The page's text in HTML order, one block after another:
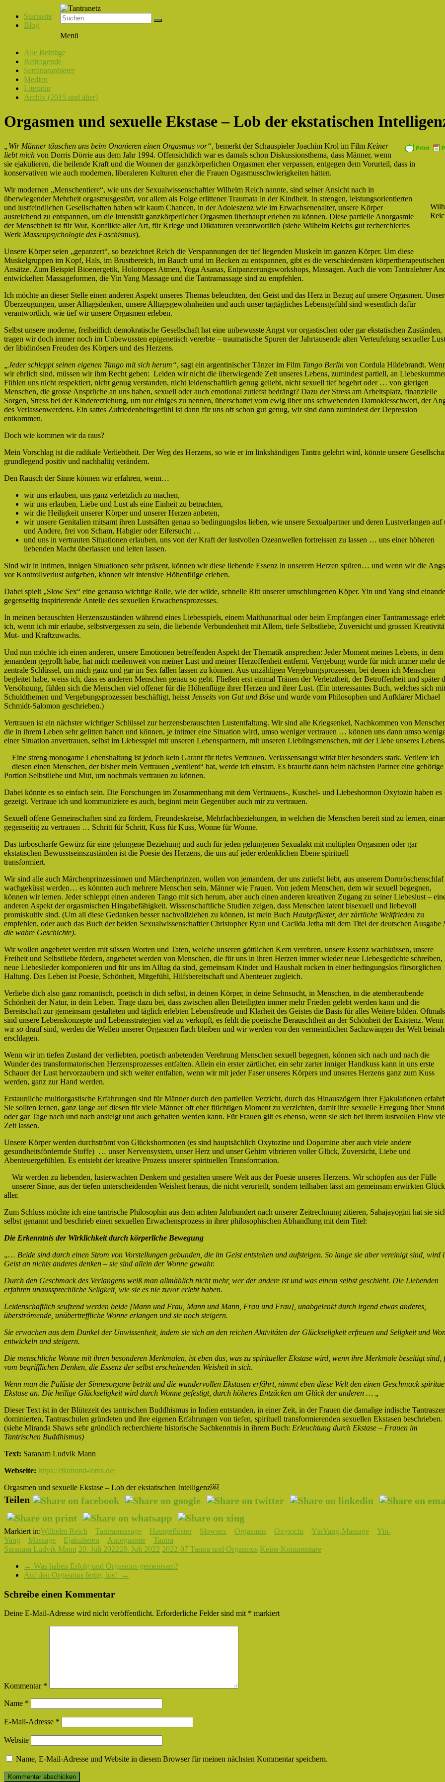
Startseite
Blog
Tantranetz
Liebe,
Eros
Tantra
Menü
Alle Beiträge
Beitragende
Seminaranbieter
Medien
Literatur
Archiv (2015 und älter)
Orgasmen und sexuelle Ekstase – Lob der ekstatischen
„Wir Männer täuschen uns beim Onanieren einen Orgasmus vor“, bemerkt der Schauspieler Joachim Krol im Film Keiner
liebt mich von Dorris Dörrie aus dem Jahr 1994. Offensichtlich war es damals schon Diskussionsthema, dass Männer, wenn
sie ejakulieren, die heilende Kraft und die Wonnen der ganzkörperlichen Orgasmen eher verpassen, entgegen dem Vorurteil, dass in
konservativen wie auch modernen, liberaleren Kulturen eher die Frauen Ogasmusschwierigkeiten hätten.
Wir modernen „Menschentiere“, wie uns der Sexualwissenschaftler Wilhelm Reich nannte, sind seiner Ansicht nach in
überwiegender Mehrheit orgasmusgestört, vor allem als Folge erlittener Traumata in der Kindheit. In strengen, leistungsorientierten
und lustfeindlichen Gesellschaften haben wir kaum Chancen, in der Adoleszenz wie im Erwachsenenalter, unsere Körper
ausreichend zu entspannen, um die Intensität ganzkörperlicher Orgasmen überhaupt erleben zu können. Diese partielle Anorgasmie
der Menschheit ist für Wut, Konflikte aller Art, für Kriege und Diktaturen verantwortlich (siehe Wilhelm Reichs gut recherchiertes
Werk Massenpsychologie des Faschismus).
Unsere Körper seien „gepanzert“, so bezeichnet Reich die Verspannungen der tief liegenden Muskeln im ganzen Körper. Um diese
Muskelgruppen im Kopf, Hals, im Brustbereich, im Bauch umd im Becken zu entspannen, gibt es die verschiedensten körpertherapeutischen
Ansätze. Zum Beispiel Bioenergetik, Holotropes Atmen, Yoga Asanas, Entpanzerungsworkshops, Massagen. Auch die vom Tantralehrer
entwickelten Massageformen, die Yin Yang Massage und die Tantramassage sind zu empfehlen.
Ich möchte an dieser Stelle einen anderen Aspekt unseres Themas beleuchten, den Geist und das Herz in Bezug auf unsere Orgasmen.
Überzeugungen, unser Alltagsdenken, unsere Alltagsgewohnheiten und auch unser tagtägliches Lebensgefühl sind wesentlich dafür
verantwortlich, wie tief wir unsere Orgasmen erleben.
Selbst unsere moderne, freiheitlich demokratische Gesellschaft hat eine unbewusste Angst vor orgastischen oder gar ekstatischen Zuständen,
tragen wir doch immer noch im Unbewussten epigenetisch vererbte – traumatische Spuren der Jahrtausende alten Verteufelung sexueller
der libidinösen Freuden des Körpers und des Herzens.
„Jeder schleppt seinen eigenen Tango mit sich herum“, sagt ein argentinischer Tänzer im Film Tango Berlin von Cordula Hildebrandt.
wir ehrlich sind, müssen wir ihm Recht geben: Leiden wir nicht die überwiegende Zeit unseres Lebens, zumindest partiell, an
Fühlen uns nicht respektiert, nicht genug verstanden, nicht leidenschaftlich genug geliebt, nicht sexuell tief begehrt oder … von gierigen
Menschen, die grosse Ansprüche an uns haben, sexuell oder auch emotional zutiefst bedrängt? Dazu der Stress am Arbeitsplatz, finanzielle
Sorgen, Stress bei der Kindererziehung, um nur einiges zu nennen, überschattet vom ewig über uns schwebenden Damoklesschwert, der
des Verlassenwerdens. Ein sattes Zufriedenheitsgefühl ist dann für uns oft schon gut genug, wir sind dann zumindest der Depression
entkommen.
Doch wie kommen wir da raus?
Mein Vorschlag ist die radikale Verliebtheit. Der Weg des Herzens, so wie er im linkshändigen Tantra gelehrt wird, könnte unsere
grundlegend positiv und nachhaltig verändern.
Den Rausch der Sinne können wir erfahren, wenn…
wir uns erlauben, uns ganz verletzlich zu machen,
wir uns erlauben, Liebe und Lust als eine Einheit zu betrachten,
wir die Heiligkeit unserer Körper und unserer Herzen anbeten,
wir unsere Genitalien mitsamt ihren Lustsäften genau so bedingungslos lieben, wie unsere Sexualpartner und deren Lustverlangen auf
und Andere, frei von Scham, Habgier oder Eifersucht …
und uns in vertrauten Situationen erlauben, uns von der Kraft der lustvollen Ozeanwellen fortreissen zu lassen … uns einer höheren
liebenden Macht überlassen und leiten lassen.
Sind wir in intimen, innigen Situationen sehr präsent, können wir diese liebende Essenz in unserem Herzen spüren… und wenn wir die
vor Kontrollverlust aufgeben, können wir intensive Höhenflüge erleben.
Dabei spielt „Slow Sex“ eine genauso wichtige Rolle, wie der wilde, schnelle Ritt unserer umschlungenen Köper. Yin und Yang sind
gegenseitig inspirierende Anteile des sexuellen Erwachensprozesses.
In meinen berauschten Herzenszuständen während eines Liebesspiels, einem Maithunaritual oder beim Empfangen einer Tantramassage
ich, wenn ich mir erlaube, selbstvergessen zu sein, die liebende Verbundenheit mit Allem, tiefe Selbstliebe, Zuversicht und grossen
Mut- und Kraftzuwachs.
Und nun möchte ich einen anderen, unsere Emotionen betreffenden Aspekt der Thematik ansprechen: Jeder Moment meines Lebens, in dem
jemandem gegrollt habe, hat mich meilenweit von meiner Lust und meiner Herzoffenheit entfernt. Vergebung wurde für mich immer mehr
zentrale Schlüssel, um mich ganz und gar im Sex fallen lassen zu können. Aus unzähligen Vergebungsprozessen, bei denen ich Menschen
begleitet habe, weiss ich, dass es anderen Menschen genau so geht. Fließen erst einmal Tränen der Verletztheit, der Betroffenheit und später
Versöhnung, fühlen sich die Menschen viel offener für die Höhenflüge ihrer Herzen und ihrer Lust. (Ein interessantes Buch, welches sich mit
Schuldthemen und Vergebungsprozessen beschäftigt, heisst Jenseits von Gut und Böse und wurde vom Philosophen und Aufklärer Michael
Schmidt-Salomon geschrieben.)
Vertrauen ist ein nächster wichtiger Schlüssel zur herzensberauschten Lustentfaltung. Wir sind alle Kriegsenkel, Nachkommen von
die in ihrem Leben sehr gelitten haben und können, je intimer eine Situation wird, umso weniger vertrauen … können uns dann umso
einer Situation anvertrauen, selbst im Liebesspiel mit unseren Lebenspartnern, mit unseren Lieblingsmenschen, mit der Liebe unseres Lebens.
Eine streng monogame Lebenshaltung ist jedoch kein Garant für tiefes Vertrauen. Verlassensangst wirkt hier besonders stark. Verliere ich
diesen einen Menschen, der bisher mein Vertrauen „verdient“ hat, werde ich einsam. Es braucht dann beim nächsten Partner eine gehörige
Portion Selbstliebe und Mut, um nochmals vertrauen zu können.
Dabei könnte es so einfach sein. Die Forschungen im Zusammenhang mit dem Vertrauens-, Kuschel- und Liebeshormon Oxytozin haben es
gezeigt. Vertraue ich und kommuniziere es auch, beginnt mein Gegenüber auch mir zu vertrauen.
Sexuell offene Gemeinschaften sind zu fördern, Freundeskreise, Mehrfachbeziehungen, in welchen die Menschen bereit sind zu lernen,
gegenseitig zu vertrauen … Schritt für Schritt, Kuss für Kuss, Wonne für Wonne.
Das turboscharfe Gewürz für eine gelungene Beziehung und auch für jeden gelungenen Sexualakt mit multiplen Orgasmen oder gar
ekstatischen Bewusstseinszuständen ist die Poesie des Herzens, die uns auf jeder erdenklichen Ebene spirituell
transformiert.
Wir sind alle auch Märchenprinzessinnen und Märchenprinzen, wollen von jemandem, der uns zutiefst liebt, aus unserem Dornröschenschlaf
wachgeküsst werden… es könnten auch mehrere Menschen sein, Männer wie Frauen. Von jedem Menschen, dem wir sexuell begegnen,
können wir lernen. Jeder schleppt einen anderen Tango mit sich herum, aber auch einen anderen kreativen Zugang zu seiner Liebeslust –
anderen Aspekt der orgasmischen Hingabefähigkeit. Wissenschaftliche Studien zeigen, dass Menschen latent bisexuell und liebevoll
promiskuitiv sind. (Um all diese Gedanken besser nachvollziehen zu können, ist mein Buch Hautgeflüster, der zärtliche Weltfrieden zu
empfehlen, oder auch das Buch der beiden Sexualwissenschaftler Christopher Ryan und Cacilda Jetha mit dem Titel der deutschen Ausgabe
die wahre Geschichte).
Wir wollen angebetet werden mit süssen Worten und Taten, welche unseren göttlichen Kern verehren, unsere Essenz wachküssen, unsere
Freiheit und Selbstliebe fördern, angebetet werden von Menschen, die für uns in ihren Herzen immer wieder neue Liebesgedichte schreiben,
neue Liebeslieder komponieren und für uns im Alltag da sind, gemeinsam Kinder und Haushalt rocken in einer bedingungslos fürsorglichen
Haltung. Das Leben ist Poesie, Schönheit, Mitgefühl, Hilfsbereitschaft und Abenteuer zugleich.
Verliebe dich also ganz romantisch, poetisch in dich selbst, in deinen Körper, in deine Sehnsucht, in Menschen, in die atemberaubende
Schönheit der Natur, in dein Leben. Trage dazu bei, dass zwischen allen Beteiligten immer mehr Frieden gelebt werden kann und die
Bereitschaft zur gemeinsam gestalteten und täglich erlebten Lebensfreude und Klarheit des Geistes die Basis für alles Weitere bilden. Oftmals
sind unsere Lebenskonzepte und Lebensstrategien viel zu verkopft, es fehlt die poetische Berauschtheit an der Schönheit der Existenz. Wenn
wirso drauf sind, werden die Wellen unserer Orgasmen flach bleiben und wir werden von den vermeintlichen Sachzwängen der Welt
erschlagen.
Wenn wir im tiefen Zustand der verliebten, poetisch anbetenden Verehrung Menschen sexuell begegnen, können sich nach und nach die
Wunder des transformatorischen Herzensprozesses entfalten. Allein ein erster zärtlicher, ein sehr zarter inniger Handkuss kann in uns erste
Schauer der Lust hervorzaubern und sich weiter entfalten, wenn wir mit jeder Faser unseres Körpers und unseres Herzens ganz zum Kuss
werden, ganz zur Hand werden.
Erstaunliche multiorgastische Erfahrungen sind für Männer durch den partiellen Verzicht, durch das Hinauszögern ihrer Ejakulationen
Sie sollten lernen, ganz lange auf diesen für viele Männer oft eher flüchtigen Moment zu verzichten, damit ihre sexuelle Erregung über
oder gar Tage nach und nach ansteigt und auch gehalten werden kann. Für Frauen gilt es ebenso, wenn sie sich bei ihrem lustvollen Flow
Zeit lassen.
Unsere Körper werden durchströmt von Glückshormonen (es sind hauptsächlich Oxytozine und Dopamine aber auch viele andere
gesundheitsfördernde Stoffe) … unser Nervensystem, unser Herz und unser Gehirn vibrieren voller Glück, Zuversicht, Liebe und
Abenteuergefühlen. Es entsteht der kreative Prozess unserer spirituellen Transformation.
Wir werden zu liebenden, lusterwachten Denkern und gestalten unsere Welt aus der Poesie unseres Herzens. Wir schöpfen aus der Fülle
unserer Sinne, aus der tiefen unterscheidenden Weisheit heraus, die nicht verurteilt, sondern teilhaben lässt am gemeinsam erwirkten Glück
aller.
Zum Schluss möchte ich eine tantrische Philosophin aus dem achten Jahrhundert nach unserer Zeitrechnung zitieren, Sahajayogini hat sie
selbst genannt und beschrieb einen sexuellen Erwachensprozess in ihrer philosophischen Abhandlung mit dem Titel:
Die Erkenntnis der Wirklichkeit durch körperliche Bewegung
„… Beide sind durch einen Strom von Vorstellungen gebunden, die im Geist entstehen und aufsteigen. So lange sie aber vereinigt sind, wird
Geist an nichts anderes denken – sie sind allein der Wonne gewahr.
Durch den Geschmack des Verlangens weiß man allmählich nicht mehr, wer der andere ist und was einem selbst geschieht. Die Liebenden
erfahren unaussprechliche Seligkeit, wie sie es nie zuvor erlebt haben.
Leidenschaftlich seufzend werden beide [Mann und Frau, Mann und Mann, Frau und Frau], unabgelenkt durch irgend etwas anderes,
überströmende, unübertreffliche Wonne erlangen und sie noch steigern.
Sie erwachen aus dem Dunkel der Unwissenheit, indem sie sich an den reichen Aktivitäten der Glückseligkeit erfreuen und Seligkeit und
entwickeln und steigern.
Die menschliche Wonne mit ihren besonderen Merkmalen, ist eben das, was zu spiritueller Ekstase wird, wenn ihre Merkmale beseitigt sind,
vom begrifflichen Denken, die Essenz der selbst erscheinenden Weisheit in sich.
Wenn man die Paläste der Sinnesorgane betritt und die wundervollen Ekstasen erfährt, nimmt eben diese Welt den einen Geschmack
Ekstase an. Die heilige Glückseligkeit wird durch Wonne gefestigt, durch höheres Entzücken am Glück der anderen … „
Dieser Text ist in der Blütezeit des tantrischen Buddhismus in Indien entstanden, in einer Zeit, in der Frauen die damalige indische
dominierten, Tantraschulen gründeten und ihre eigenen Erfahrungen von tiefen, spirituell transformierenden sexuellen Ekstasen beschrieben.
(siehe Miranda Shaws sehr gründlich recherchierte historische Sachkenntnis in ihrem Buch: Erleuchtung durch Ekstase – Frauen im
Tantrischen Buddhismus)
Text: Saranam Ludvik Mann
Webseite: https://diamond-lotus.de/
Orgasmen und sexuelle Ekstase – Lob der ekstatischen Intelligenz￼
Teilen
Markiert in:Wilhelm Reich Tantramassage Hautgeflüster Slowsex Orgasmus Oxytocin YinYang-Massage
Yin-
Yang
Massage Ejakulieren Anorgasmie
Tantra
Saranam Ludvik Mann 20. Juli 202228. Juli 2022 2022-07 Tantra und Orgasmus Keine Kommentare
← Was haben Erfolg und Orgasmus gemeinsam?
Auf den Orgasmus fertig, los!
→
Schreibe einen Kommentar
Deine E-Mail-Adresse wird nicht veröffentlicht. Erforderliche Felder sind mit * markiert
Kommentar *
Name *
E-Mail-Adresse *
Website
Name, E-Mail-Adresse und Website in diesem Browser für meinen nächsten Kommentar speichern.